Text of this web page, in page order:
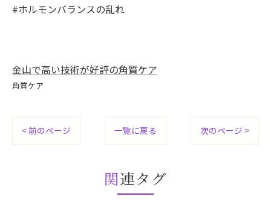
#ホルモンバランスの乱れ
金山で高い技術が好評の角質ケア
角質ケア
< 前のページ 一覧に戻る 次のページ >
関連タグ